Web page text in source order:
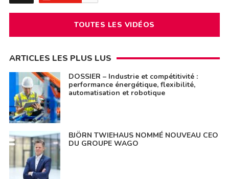
TOUTES LES VIDÉOS
ARTICLES LES PLUS LUS
DOSSIER – Industrie et compétitivité :
performance énergétique, flexibilité,
automatisation et robotique
BJÖRN TWIEHAUS NOMMÉ NOUVEAU CEO
DU GROUPE WAGO